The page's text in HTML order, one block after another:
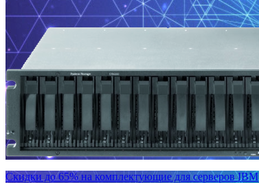
Скидки до 65% на комплектующие для серверов IBM